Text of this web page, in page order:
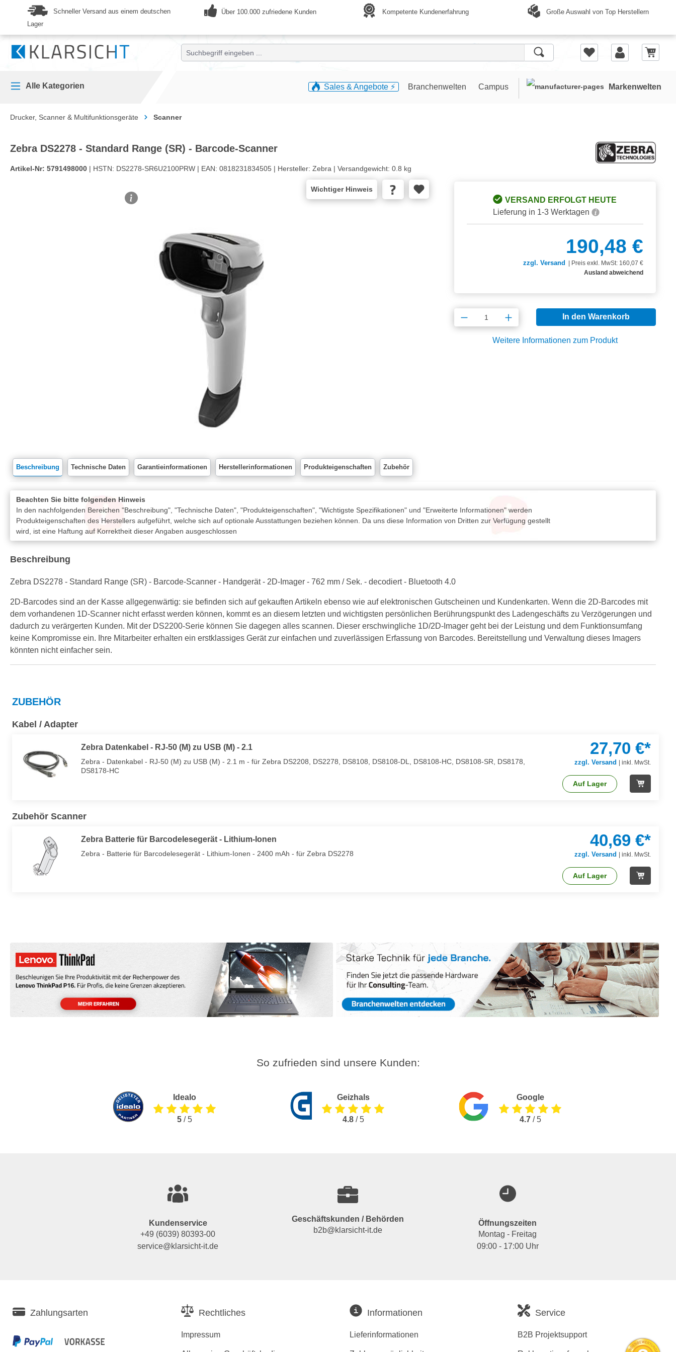
Zur Hauptnavigation springen
Schneller Versand aus einem deutschen
Lager
Über 100.000 zufriedene Kunden Kompetente Kundenerfahrung Große Auswahl von Top Herstellern
Alle Kategorien Sales & Angebote ⚡️ Branchenwelten Campus Markenwelten
Drucker, Scanner & Multifunktionsgeräte Scanner
Zebra DS2278 - Standard Range (SR) - Barcode-Scanner
Artikel-Nr: 5791498000 | HSTN: DS2278-SR6U2100PRW | EAN: 0818231834505 | Hersteller: Zebra | Versandgewicht: 0.8 kg
Wichtiger Hinweis
VERSAND ERFOLGT HEUTE
Lieferung in 1-3 Werktagen
190,48 €
zzgl. Versand | Preis exkl. MwSt: 160,07 €
Ausland abweichend
Produkt Anzahl: Gib den gewünschten
In den Warenkorb
Weitere Informationen zum Produkt
Beschreibung Technische Daten Garantieinformationen Herstellerinformationen Produkteigenschaften Zubehör
Beachten Sie bitte folgenden Hinweis
In den nachfolgenden Bereichen "Beschreibung", "Technische Daten", "Produkteigenschaften", "Wichtigste Spezifikationen" und "Erweiterte Informationen" werden
Produkteigenschaften des Herstellers aufgeführt, welche sich auf optionale Ausstattungen beziehen können. Da uns diese Information von Dritten zur Verfügung gestellt
wird, ist eine Haftung auf Korrektheit dieser Angaben ausgeschlossen
Beschreibung
Zebra DS2278 - Standard Range (SR) - Barcode-Scanner - Handgerät - 2D-Imager - 762 mm / Sek. - decodiert - Bluetooth 4.0
2D-Barcodes sind an der Kasse allgegenwärtig: sie befinden sich auf gekauften Artikeln ebenso wie auf elektronischen Gutscheinen und Kundenkarten. Wenn die 2D-Barcodes mit
dem vorhandenen 1D-Scanner nicht erfasst werden können, kommt es an diesem letzten und wichtigsten persönlichen Berührungspunkt des Ladengeschäfts zu Verzögerungen und
dadurch zu verärgerten Kunden. Mit der DS2200-Serie können Sie dagegen alles scannen. Dieser erschwingliche 1D/2D-Imager geht bei der Leistung und dem Funktionsumfang
keine Kompromisse ein. Ihre Mitarbeiter erhalten ein erstklassiges Gerät zur einfachen und zuverlässigen Erfassung von Barcodes. Bereitstellung und Verwaltung dieses Imagers
könnten nicht einfacher sein.
ZUBEHÖR
Kabel / Adapter
Zebra Datenkabel - RJ-50 (M) zu USB (M) - 2.1
Zebra - Datenkabel - RJ-50 (M) zu USB (M) - 2.1 m - für Zebra DS2208, DS2278, DS8108, DS8108-DL, DS8108-HC, DS8108-SR, DS8178,
DS8178-HC
27,70 €*
zzgl. Versand |inkl. MwSt.
Auf Lager
Zubehör Scanner
Zebra Batterie für Barcodelesegerät - Lithium-Ionen
Zebra - Batterie für Barcodelesegerät - Lithium-Ionen - 2400 mAh - für Zebra DS2278
40,69 €*
zzgl. Versand |inkl. MwSt.
Auf Lager
So zufrieden sind unsere Kunden:
Idealo
5/ 5
Geizhals
4.8/ 5
Google
4.7/ 5
Kundenservice
+49 (6039) 80393-00
service@klarsicht-it.de
Geschäftskunden / Behörden
b2b@klarsicht-it.de
Öffnungszeiten
Montag - Freitag
09:00 - 17:00 Uhr
Zahlungsarten Rechtliches
Impressum
Informationen
Lieferinformationen
Service
B2B Projektsupport